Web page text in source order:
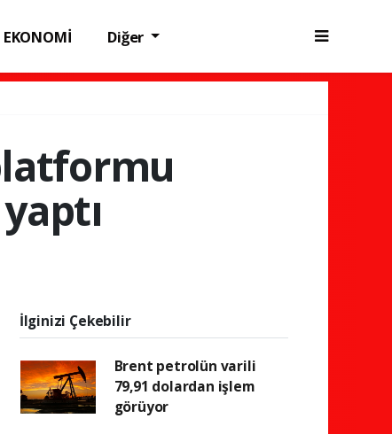
EKONOMİ
Diğer
İlginizi Çekebilir
Brent petrolün varili
79,91 dolardan işlem
görüyor